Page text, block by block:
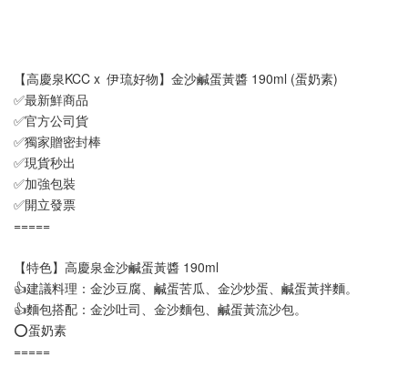
【高慶泉KCC x  伊琉好物】金沙鹹蛋黃醬 190ml (蛋奶素)
✅最新鮮商品
✅官方公司貨
✅獨家贈密封棒
✅現貨秒出
✅加強包裝
✅開立發票
=====
【特色】高慶泉金沙鹹蛋黃醬 190ml
👍建議料理：金沙豆腐、鹹蛋苦瓜、金沙炒蛋、鹹蛋黃拌麵。
👍麵包搭配：金沙吐司、金沙麵包、鹹蛋黃流沙包。
⭕蛋奶素
=====